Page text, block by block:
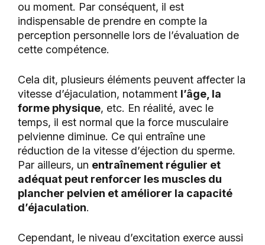
ou moment. Par conséquent, il est
indispensable de prendre en compte la
perception personnelle lors de l’évaluation de
cette compétence.
Cela dit, plusieurs éléments peuvent affecter la
vitesse d’éjaculation, notamment l’âge, la
forme physique, etc. En réalité, avec le
temps, il est normal que la force musculaire
pelvienne diminue. Ce qui entraîne une
réduction de la vitesse d’éjection du sperme.
Par ailleurs, un entraînement régulier et
adéquat peut renforcer les muscles du
plancher pelvien et améliorer la capacité
d’éjaculation.
Cependant, le niveau d’excitation exerce aussi